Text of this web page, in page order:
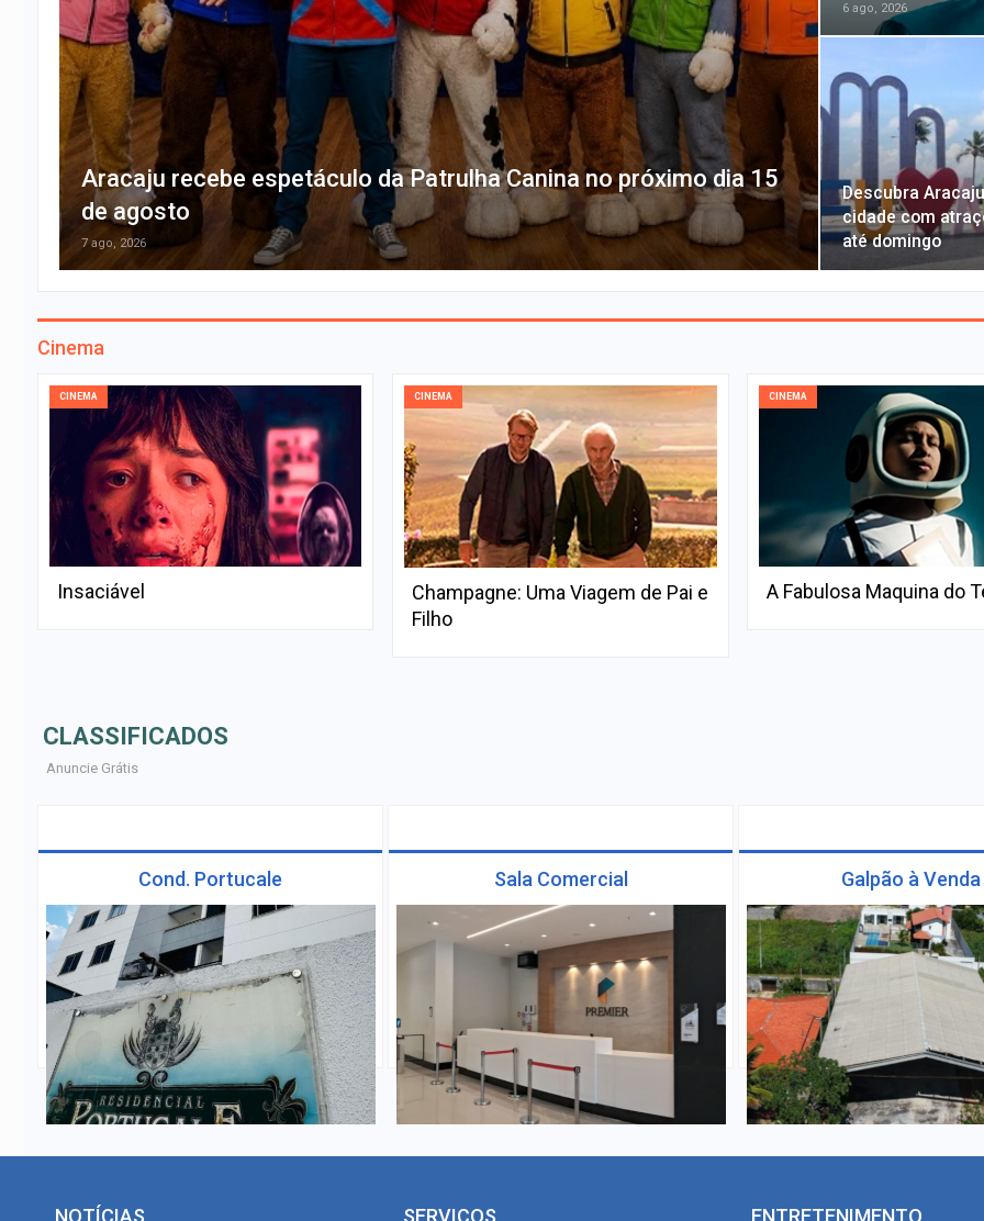
Aracaju recebe espetáculo da Patrulha Canina no próximo dia 15
de agosto
7 ago, 2026
6 ago, 2026
Descubra
cidade com
até domingo
Cinema
CINEMA
Insaciável
CINEMA
Champagne: Uma Viagem de Pai e
Filho
CINEMA
A Fabulosa Maquina do
CLASSIFICADOS
Anuncie Grátis
Cond. Portucale Sala Comercial Galpão à Venda
NOTÍCIAS SERVIÇOS ENTRETENIMENTO